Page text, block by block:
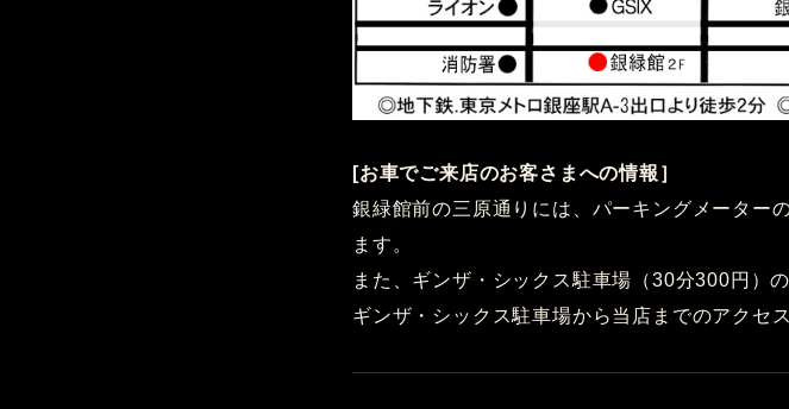
[お車でご来店のお客さまへの情報］
銀緑館前の三原通りには、パーキングメーター
ます。
また、ギンザ・シックス駐車場（30分300円）
ギンザ・シックス駐車場から当店までのアクセ